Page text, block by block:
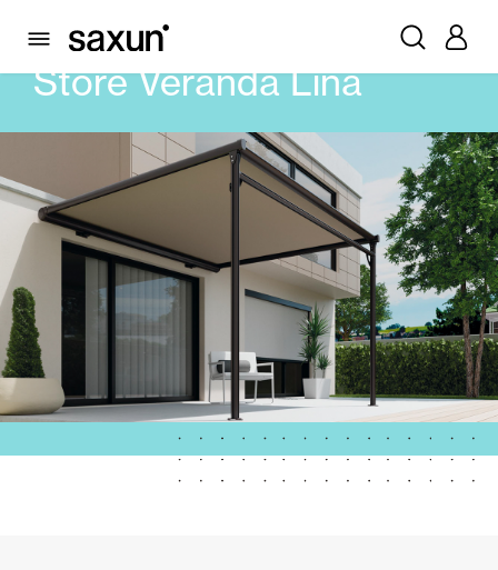
PRODUITS STORES STORE VERANDA LINA
Store Veranda Lina